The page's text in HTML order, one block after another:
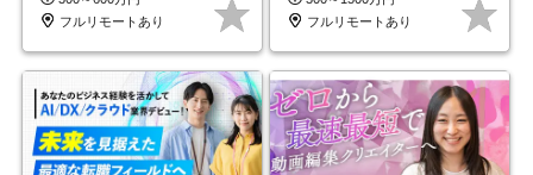
フルリモートあり
フルリモートあり